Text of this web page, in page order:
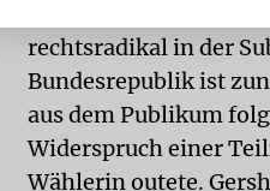
rechtsradikal in der
Bundesrepublik ist
aus dem Publikum
Widerspruch einer
Wählerin outete.